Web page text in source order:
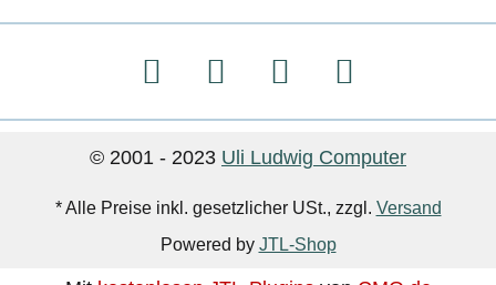
© 2001 - 2023 Uli Ludwig Computer
* Alle Preise inkl. gesetzlicher USt., zzgl. Versand
Powered by JTL-Shop